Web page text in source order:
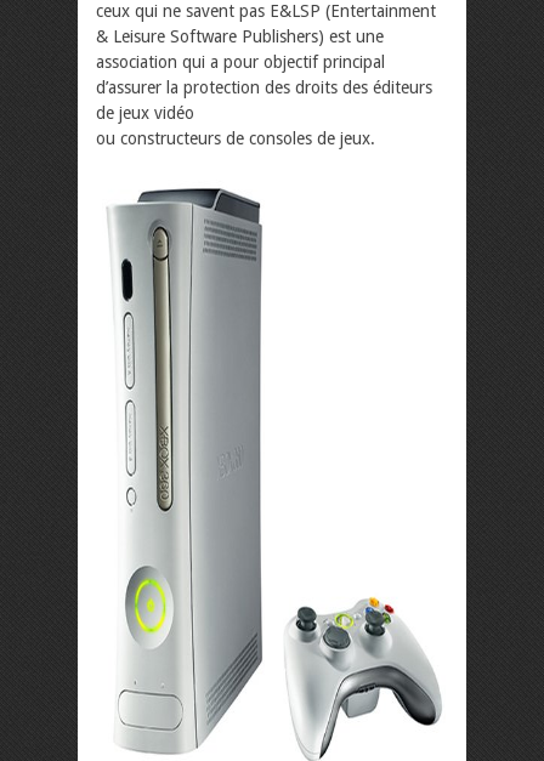
ceux qui ne savent pas E&LSP (Entertainment
& Leisure Software Publishers) est une
association qui a pour objectif principal
d’assurer la protection des droits des éditeurs
de jeux vidéo
ou constructeurs de consoles de jeux.